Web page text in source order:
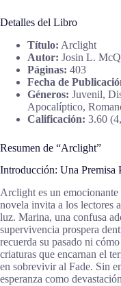
Detalles del Libro
Título: Arclight
Autor: Josin L.
Páginas: 403
Fecha de
Géneros: Juvenil,
Apocalíptico,
Calificación: 3.60
Resumen de “Arclight”
Introducción: Una Premisa
Arclight es un
novela invita a los lectores
luz. Marina, una confusa
supervivencia prospera
recuerda su pasado ni
criaturas que encarnan el
en sobrevivir al Fade. Sin
esperanza como